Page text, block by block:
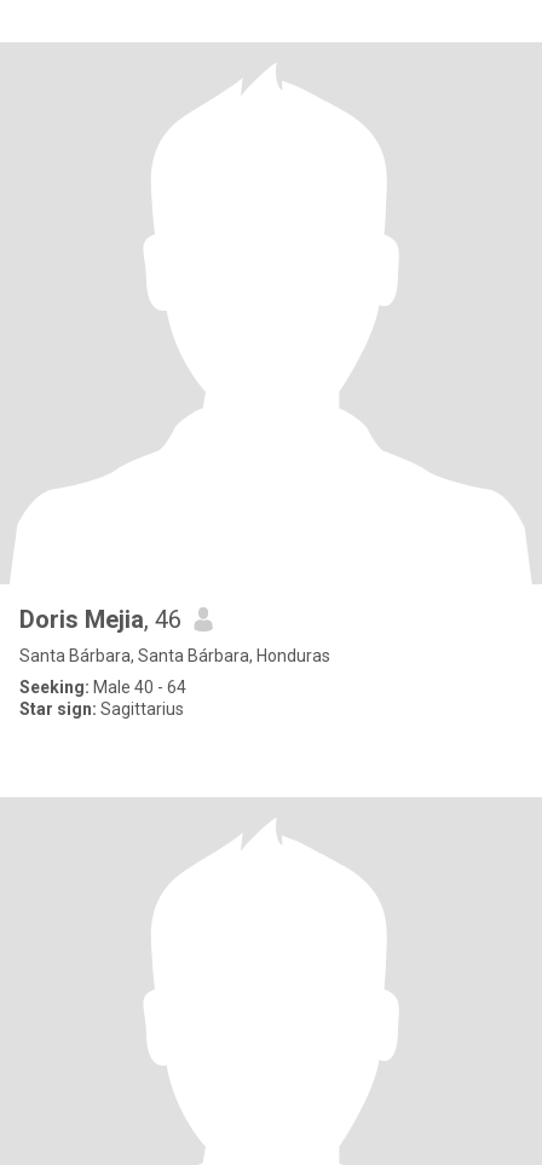
Doris Mejia, 46
Santa Bárbara, Santa Bárbara, Honduras
Seeking: Male 40 - 64
Star sign: Sagittarius